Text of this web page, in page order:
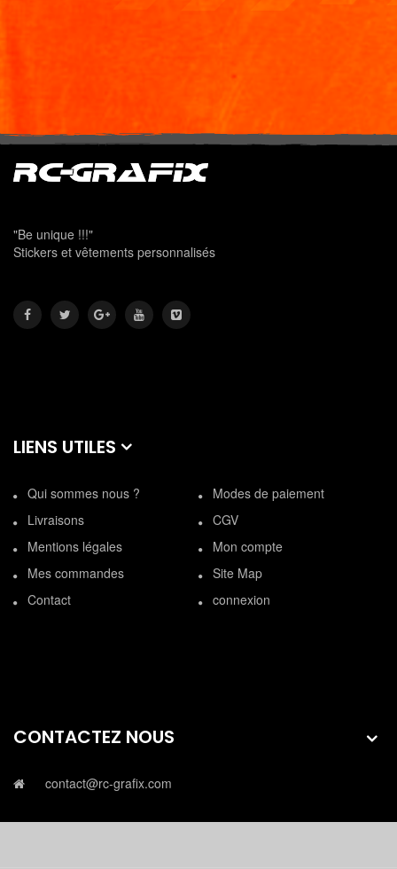
"Be unique !!!"
Stickers et vêtements personnalisés
LIENS UTILES
Qui sommes nous ?
Modes de paiement
Livraisons
CGV
Mentions légales
Mon compte
Mes commandes
Site Map
Contact
connexion
CONTACTEZ NOUS
contact@rc-grafix.com